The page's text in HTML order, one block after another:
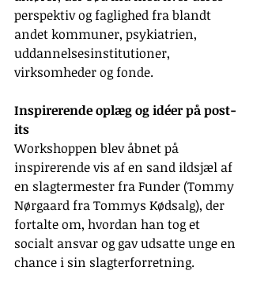
perspektiv og faglighed fra blandt
andet kommuner, psykiatrien,
uddannelsesinstitutioner,
virksomheder og fonde.
Inspirerende oplæg og idéer på post-
its
Workshoppen blev åbnet på
inspirerende vis af en sand ildsjæl af
en slagtermester fra Funder (Tommy
Nørgaard fra Tommys Kødsalg), der
fortalte om, hvordan han tog et
socialt ansvar og gav udsatte unge en
chance i sin slagterforretning.